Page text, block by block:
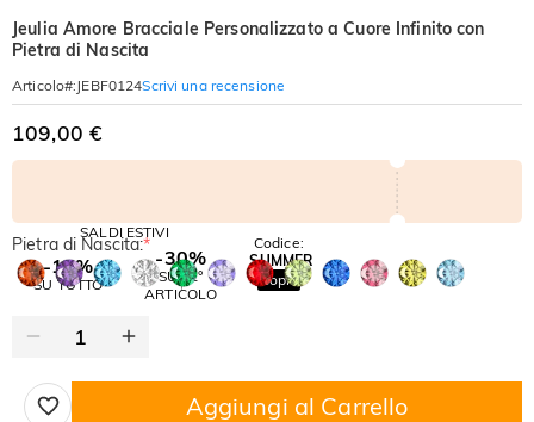
Jeulia Amore Bracciale Personalizzato a Cuore Infinito con
Pietra di Nascita
Articolo#: JEBF0124Scrivi una recensione
109,00 €
SALDI ESTIVI
-10%
SU TUTTO
-30%
SUL 2°
ARTICOLO
Codice:
SUMMER
Copia
Pietra di Nascita:*
Aggiungi al Carrello